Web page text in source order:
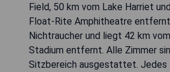
Field, 50 km vom Lake Harriet
Float-Rite Amphitheatre
Nichtraucher und liegt 42 km vom
Stadium entfernt. Alle Zimmer
Sitzbereich ausgestattet. Jedes